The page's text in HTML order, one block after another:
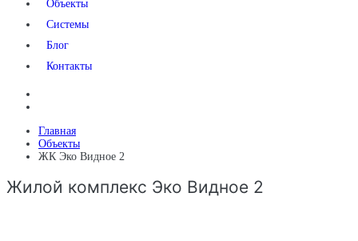
Объекты
Системы
Блог
Контакты
Главная
Объекты
ЖК Эко Видное 2
Жилой комплекс Эко Видное 2